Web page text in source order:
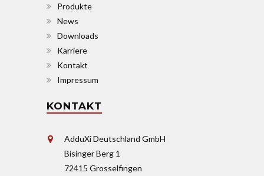
Produkte
News
Downloads
Karriere
Kontakt
Impressum
KONTAKT
AdduXi Deutschland GmbH
Bisinger Berg 1
72415 Grosselfingen